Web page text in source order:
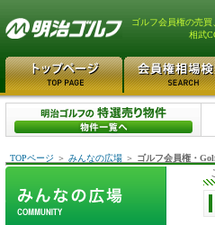
ゴルフ会員権の売
相武
TOPページ ＞ みんなの広場 ＞ ゴルフ会員権・